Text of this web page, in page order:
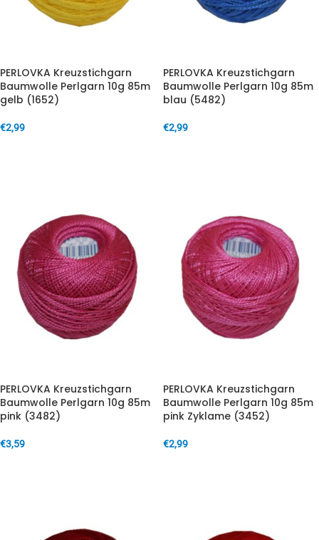
PERLOVKA Kreuzstichgarn
Baumwolle Perlgarn 10g 85m
gelb (1652)
€2,99
PERLOVKA Kreuzstichgarn
Baumwolle Perlgarn 10g 85m
blau (5482)
€2,99
PERLOVKA Kreuzstichgarn
Baumwolle Perlgarn 10g 85m
pink (3482)
€3,59
PERLOVKA Kreuzstichgarn
Baumwolle Perlgarn 10g 85m
pink Zyklame (3452)
€2,99